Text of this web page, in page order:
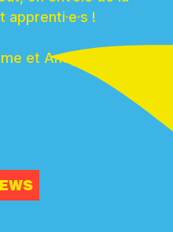
!
et Antigel, en